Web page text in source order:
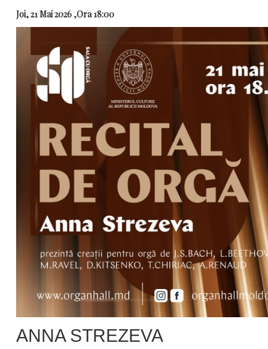
Joi, 21 Mai 2026 ,Ora 18:00
ANNA STREZEVA